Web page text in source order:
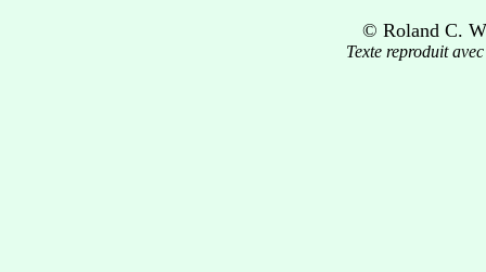
© Roland C.
Texte reproduit